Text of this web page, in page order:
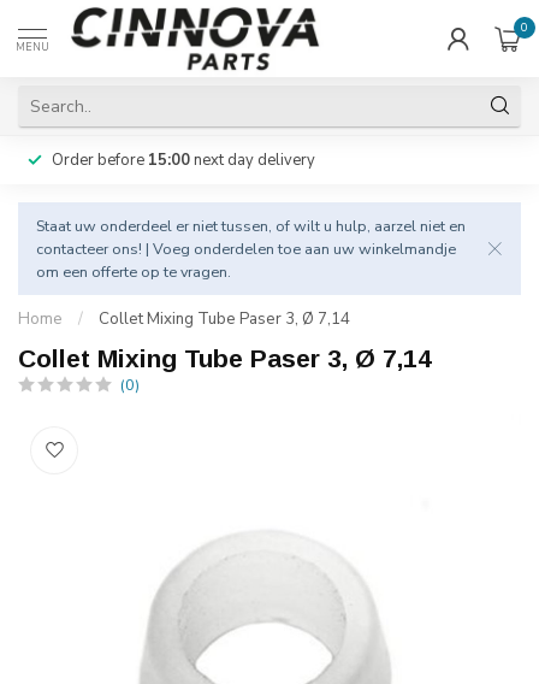
MENU
0
Order before 15:00next day delivery
Staat uw onderdeel er niet tussen, of wilt u hulp, aarzel niet en
contacteer ons! | Voeg onderdelen toe aan uw winkelmandje
om een offerte op te vragen.
Home / Collet Mixing Tube Paser 3, Ø 7,14
Collet Mixing Tube Paser 3, Ø 7,14
(0)